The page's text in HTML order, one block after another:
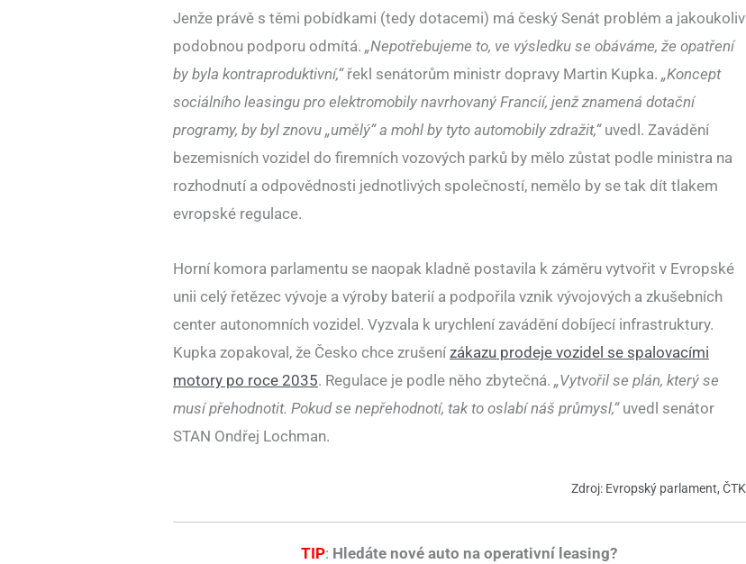
Jenže právě s těmi pobídkami (tedy dotacemi) má český Senát problém a jakoukoliv
podobnou podporu odmítá. „Nepotřebujeme to, ve výsledku se obáváme, že opatření
by byla kontraproduktivní,“řekl senátorům ministr dopravy Martin Kupka. „Koncept
sociálního leasingu pro elektromobily navrhovaný Francií, jenž znamená dotační
programy, by byl znovu „umělý“ a mohl by tyto automobily zdražit,“uvedl. Zavádění
bezemisních vozidel do firemních vozových parků by mělo zůstat podle ministra na
rozhodnutí a odpovědnosti jednotlivých společností, nemělo by se tak dít tlakem
evropské regulace.
Horní komora parlamentu se naopak kladně postavila k záměru vytvořit v Evropské
unii celý řetězec vývoje a výroby baterií a podpořila vznik vývojových a zkušebních
center autonomních vozidel. Vyzvala k urychlení zavádění dobíjecí infrastruktury.
Kupka zopakoval, že Česko chce zrušení zákazu prodeje vozidel se spalovacími
motory po roce 2035. Regulace je podle něho zbytečná. „Vytvořil se plán, který se
musí přehodnotit. Pokud se nepřehodnotí, tak to oslabí náš průmysl,“uvedl senátor
STAN Ondřej Lochman.
Zdroj: Evropský parlament, ČTK
TIP: Hledáte nové auto na operativní leasing?